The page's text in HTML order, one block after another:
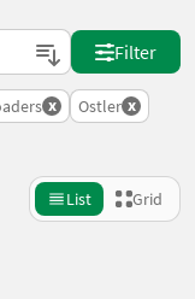
Filter
x Ostler x
List Grid